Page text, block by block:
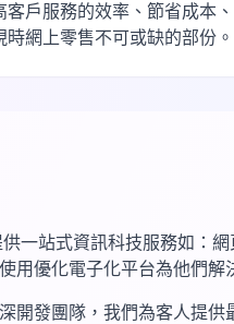
客戶服務的效率、節省成本
網上零售不可或缺的部份。
一站式資訊科技服務如：
用優化電子化平台為他們解
開發團隊，我們為客人提